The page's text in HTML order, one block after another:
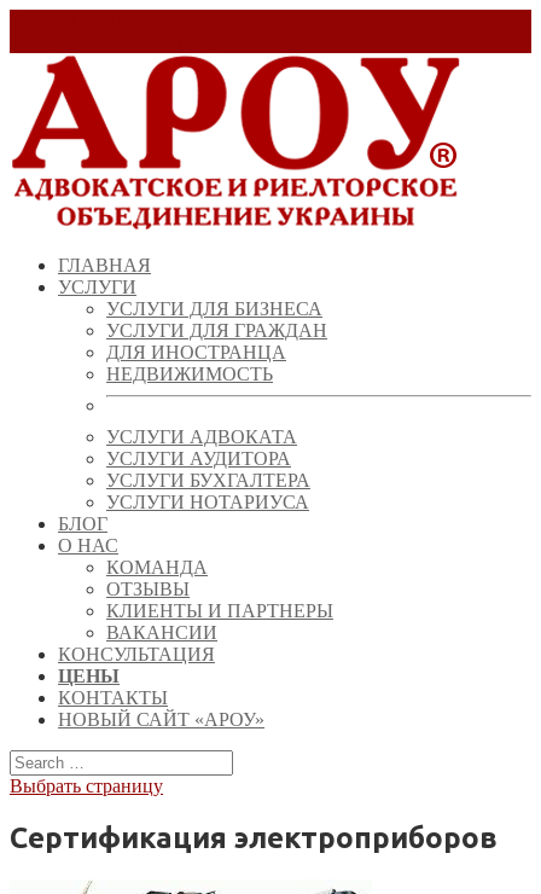
ГЛАВНАЯ
УСЛУГИ
УСЛУГИ ДЛЯ БИЗНЕСА
УСЛУГИ ДЛЯ ГРАЖДАН
ДЛЯ ИНОСТРАНЦА
НЕДВИЖИМОСТЬ
УСЛУГИ АДВОКАТА
УСЛУГИ АУДИТОРА
УСЛУГИ БУХГАЛТЕРА
УСЛУГИ НОТАРИУСА
БЛОГ
О НАС
КОМАНДА
ОТЗЫВЫ
КЛИЕНТЫ И ПАРТНЕРЫ
ВАКАНСИИ
КОНСУЛЬТАЦИЯ
ЦЕНЫ
КОНТАКТЫ
НОВЫЙ САЙТ «АРОУ»
Выбрать страницу
Сертификация электроприборов